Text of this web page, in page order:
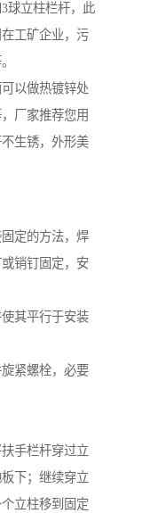
球立柱栏杆，此
工矿企业，污
以做热镀锌处
厂家推荐您用
生锈，外形美
定的方法，焊
销钉固定，安
其平行于安装
紧螺栓，必要
手栏杆穿过立
下；继续穿立
立柱移到固定